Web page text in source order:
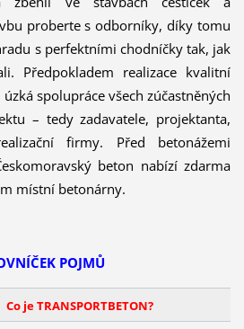
proberte s odborníky, díky tomu
s perfektními chodníčky tak, jak
Předpokladem realizace kvalitní
spolupráce všech zúčastněných
– tedy zadavatele, projektanta,
firmy. Před betonážemi
beton nabízí zdarma
místní betonárny.
POJMŮ
Co je TRANSPORTBETON?